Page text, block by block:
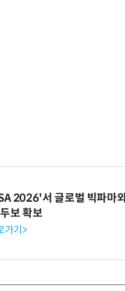
2026'서 글로벌 빅파마
보 확보
가기>